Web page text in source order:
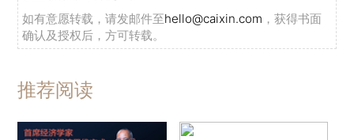
财新网所刊载内容之知识产权为财新传媒及/或相关权利人
专属所有或持有。未经许可，禁止进行转载、摘编、复制及
如有意愿转载，请发邮件至
确认及授权后，方可转载。